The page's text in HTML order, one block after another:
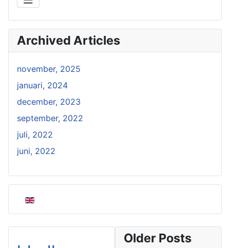
Archived Articles
november, 2025
januari, 2024
december, 2023
september, 2022
juli, 2022
juni, 2022
Selecteer de taal
Older Posts